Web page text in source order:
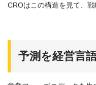
CROはこの構造を見て、戦
予測を経営言